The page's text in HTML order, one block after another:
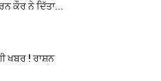
ਕੌਰ ਨੇ ਦਿੱਤਾ...
ਖਬਰ ! ਰਾਸ਼ਨ